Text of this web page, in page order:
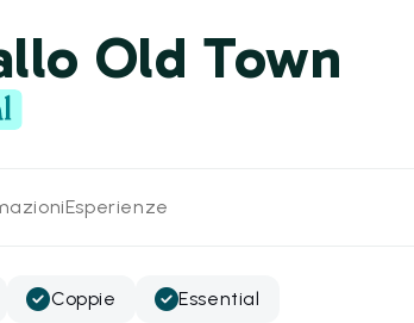
Old Town
Esperienze
Coppie
Essential